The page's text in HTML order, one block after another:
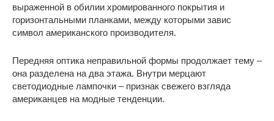
выраженной в обилии хромированного покрытия и
горизонтальными планками, между которыми завис
символ американского производителя.
Передняя оптика неправильной формы продолжает тему –
она разделена на два этажа. Внутри мерцают
светодиодные лампочки – признак свежего взгляда
американцев на модные тенденции.